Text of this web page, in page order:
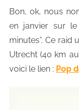
Bon, ok, nous
en janvier sur
minutes”. Ce raid
Utrecht (40 km
voici le lien : Pop